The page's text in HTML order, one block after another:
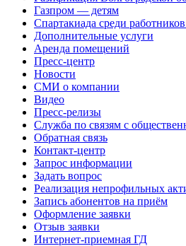
Газпром — детям
Спартакиада среди
Дополнительные услуги
Аренда помещений
Пресс-центр
Новости
СМИ о компании
Видео
Пресс-релизы
Служба по связям с
Обратная связь
Контакт-центр
Запрос информации
Задать вопрос
Реализация непрофильных
Запись абонентов на приём
Оформление заявки
Отзыв заявки
Интернет-приемная ГД